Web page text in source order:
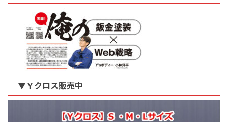
▼Ｙクロス販売中